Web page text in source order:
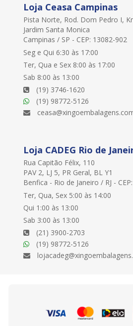
Loja Ceasa Campinas
Pista Norte, Rod. Dom Pedro I,
Jardim Santa Monica
Campinas / SP - CEP: 13082-902
Seg e Qui 6:30 às 17:00
Ter, Qua e Sex 8:00 às 17:00
Sab 8:00 às 13:00
(19) 3746-1620
(19) 98772-5126
Loja CADEG Rio de
Rua Capitão Félix, 110
PAV 2, LJ 5, PR Geral, BL Y1
Benfica - Rio de Janeiro / RJ -
Ter, Qua, Sex 5:00 às 14:00
Qui 1:00 às 13:00
Sab 3:00 às 13:00
(21) 3900-2703
(19) 98772-5126